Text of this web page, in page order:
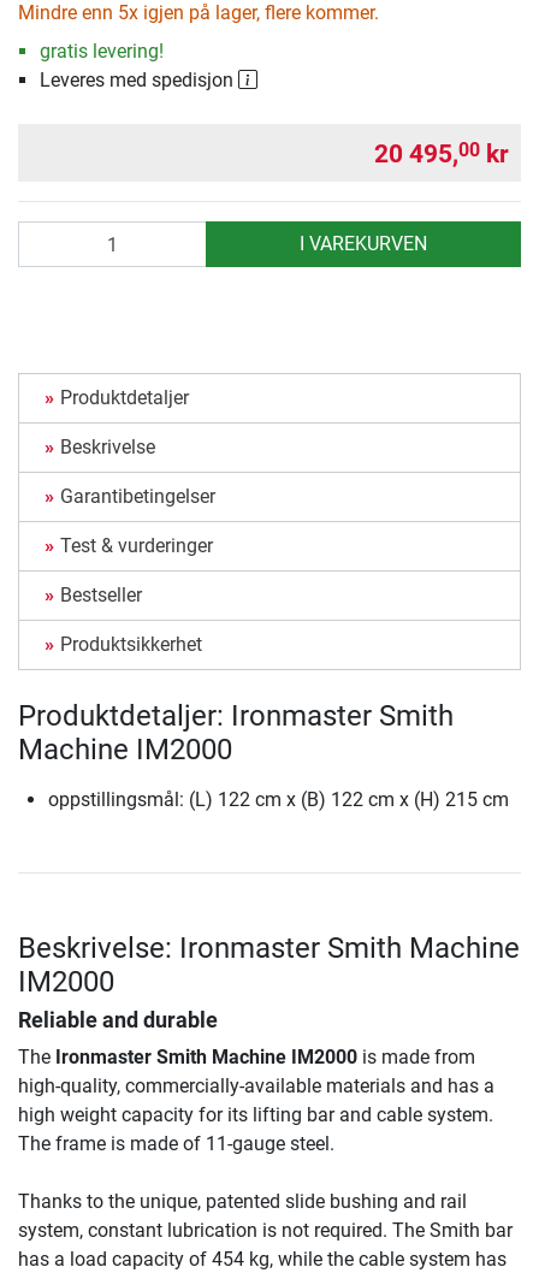
Mindre enn 5x igjen på lager, flere kommer.
gratis levering!
Leveres med spedisjon
20 495,00 kr
I VAREKURVEN
Produktdetaljer
Beskrivelse
Garantibetingelser
Test & vurderinger
Bestseller
Produktsikkerhet
Produktdetaljer: Ironmaster Smith
Machine IM2000
oppstillingsmål: (L) 122 cm x (B) 122 cm x (H) 215 cm
Beskrivelse: Ironmaster Smith Machine
IM2000
Reliable and durable
The Ironmaster Smith Machine IM2000 is made from
high-quality, commercially-available materials and has a
high weight capacity for its lifting bar and cable system.
The frame is made of 11-gauge steel.
Thanks to the unique, patented slide bushing and rail
system, constant lubrication is not required. The Smith bar
has a load capacity of 454 kg, while the cable system has